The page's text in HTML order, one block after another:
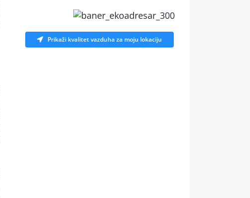
Prikaži kvalitet vazduha za moju lokaciju